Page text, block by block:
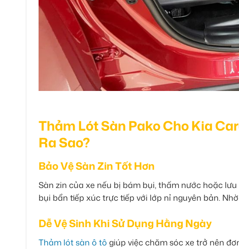
Thảm Lót Sàn Pako Cho Kia
Ra Sao?
Bảo Vệ Sàn Zin Tốt Hơn
Sàn zin của xe nếu bị bám bụi, thấm nước hoặc
bụi bẩn tiếp xúc trực tiếp với lớp nỉ nguyên bản.
Dễ Vệ Sinh Khi Sử Dụng Hằng Ngày
Thảm lót sàn ô tô giúp việc chăm sóc xe trở nên